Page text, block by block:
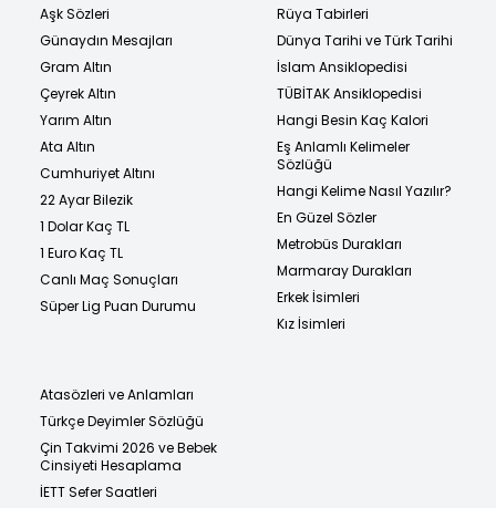
Aşk Sözleri
Günaydın Mesajları
Gram Altın
Çeyrek Altın
Yarım Altın
Ata Altın
Cumhuriyet Altını
22 Ayar Bilezik
1 Dolar Kaç TL
1 Euro Kaç TL
Canlı Maç Sonuçları
Süper Lig Puan Durumu
Rüya Tabirleri
Dünya Tarihi ve Türk Tarihi
İslam Ansiklopedisi
TÜBİTAK Ansiklopedisi
Hangi Besin Kaç Kalori
Eş Anlamlı Kelimeler
Sözlüğü
Hangi Kelime Nasıl Yazılır?
En Güzel Sözler
Metrobüs Durakları
Marmaray Durakları
Erkek İsimleri
Kız İsimleri
Atasözleri ve Anlamları
Türkçe Deyimler Sözlüğü
Çin Takvimi 2026 ve Bebek
Cinsiyeti Hesaplama
İETT Sefer Saatleri